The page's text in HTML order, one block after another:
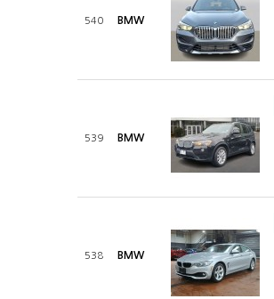
540 BMW
539 BMW
538 BMW